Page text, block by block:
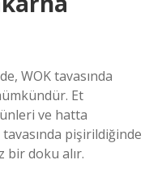
WOK tavasında
Et
ve hatta
pişirildiğinde
bir doku alır.